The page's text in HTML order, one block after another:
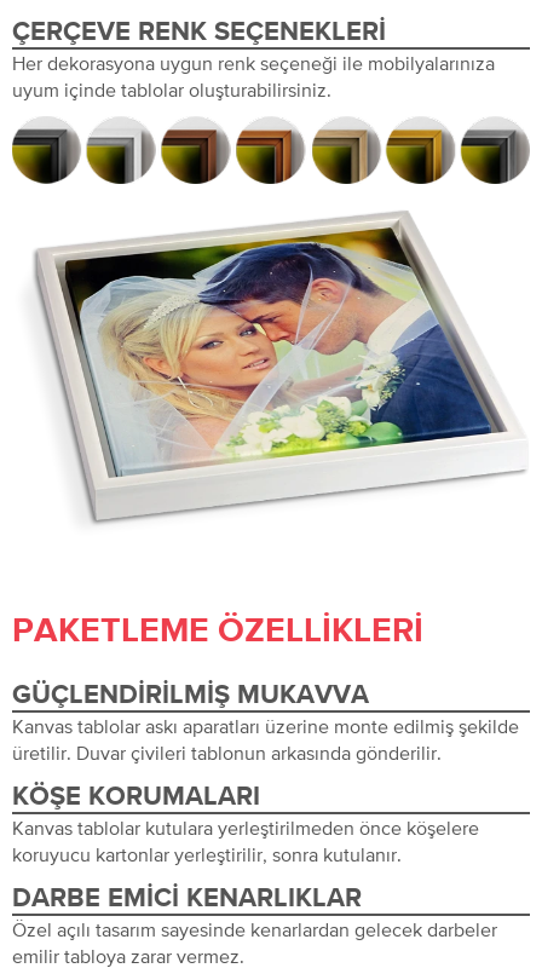
ÇERÇEVE RENK SEÇENEKLERI
Her dekorasyona uygun renk seçeneği ile mobilyalarınıza
uyum içinde tablolar oluşturabilirsiniz.
PAKETLEME ÖZELLIKLERI
GÜÇLENDIRILMIŞ MUKAVVA
Kanvas tablolar askı aparatları üzerine monte edilmiş şekilde
üretilir. Duvar çivileri tablonun arkasında gönderilir.
KÖŞE KORUMALARI
Kanvas tablolar kutulara yerleştirilmeden önce köşelere
koruyucu kartonlar yerleştirilir, sonra kutulanır.
DARBE EMICI KENARLIKLAR
Özel açılı tasarım sayesinde kenarlardan gelecek darbeler
emilir tabloya zarar vermez.